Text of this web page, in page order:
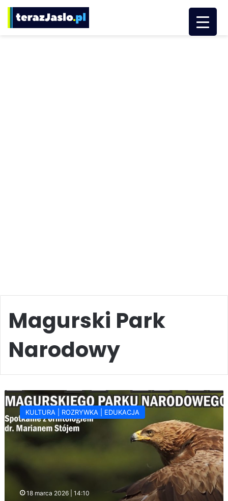
Magurski Park
Narodowy
Ptaki
Magurskiego
Parku
Narodowego
KULTURA | ROZRYWKA | EDUKACJA
18 marca 2026 | 14:10